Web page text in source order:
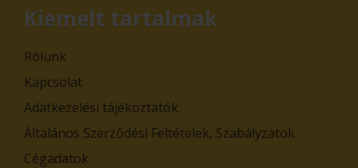
Kiemelt tartalmak
Rólunk
Kapcsolat
Adatkezelési tájékoztatók
Általános Szerződési Feltételek, Szabályzatok
Cégadatok